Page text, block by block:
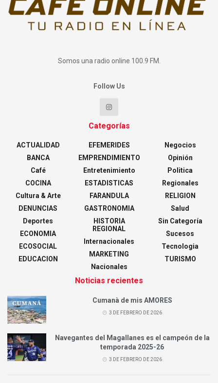
Somos una radio online 100.9 FM.
Follow Us
Categorías
ACTUALIDAD
BANCA
Café
COCINA
Cultura & Arte
DENUNCIAS
Deportes
ECONOMIA
ECOSOCIAL
EDUCACION
EFEMERIDES
EMPRENDIMIENTO
Entretenimiento
ESTADISTICAS
FARANDULA
GASTRONOMIA
HISTORIA
REGIONAL
Internacionales
MARKETING
Nacionales
Negocios
Opinión
Politica
Regionales
RELIGION
Salud
Sin Categoría
Sucesos
Tecnologia
TURISMO
Noticias recientes
Cumanà de mis AMORES
3 DE FEBRERO DE 2026
Navegantes del Magallanes es el campeón de la
temporada 2025-26
3 DE FEBRERO DE 2026